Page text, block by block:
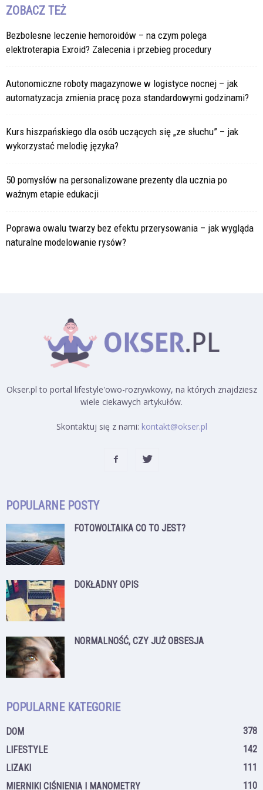
ZOBACZ TEŻ
Bezbolesne leczenie hemoroidów – na czym polega
elektroterapia Exroid? Zalecenia i przebieg procedury
Autonomiczne roboty magazynowe w logistyce nocnej – jak
automatyzacja zmienia pracę poza standardowymi godzinami?
Kurs hiszpańskiego dla osób uczących się „ze słuchu” – jak
wykorzystać melodię języka?
50 pomysłów na personalizowane prezenty dla ucznia po
ważnym etapie edukacji
Poprawa owalu twarzy bez efektu przerysowania – jak wygląda
naturalne modelowanie rysów?
Okser.pl to portal lifestyle'owo-rozrywkowy, na których znajdziesz
wiele ciekawych artykułów.
Skontaktuj się z nami: kontakt@okser.pl
POPULARNE POSTY
FOTOWOLTAIKA CO TO JEST?
DOKŁADNY OPIS
NORMALNOŚĆ, CZY JUŻ OBSESJA
POPULARNE KATEGORIE
DOM
378
LIFESTYLE
142
LIZAKI
111
MIERNIKI CIŚNIENIA I MANOMETRY
110